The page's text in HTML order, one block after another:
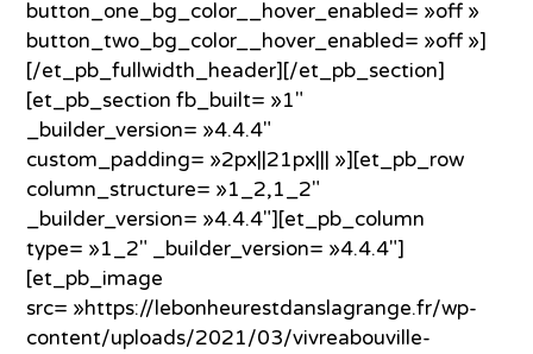
button_one_bg_color__hover_enabled= »off »
button_two_bg_color__hover_enabled= »off »]
[/et_pb_fullwidth_header][/et_pb_section]
[et_pb_section fb_built= »1″
_builder_version= »4.4.4″
custom_padding= »2px||21px||| »][et_pb_row
column_structure= »1_2,1_2″
_builder_version= »4.4.4″][et_pb_column
type= »1_2″ _builder_version= »4.4.4″]
[et_pb_image
src= »https://lebonheurestdanslagrange.fr/wp-
content/uploads/2021/03/vivreabouville-